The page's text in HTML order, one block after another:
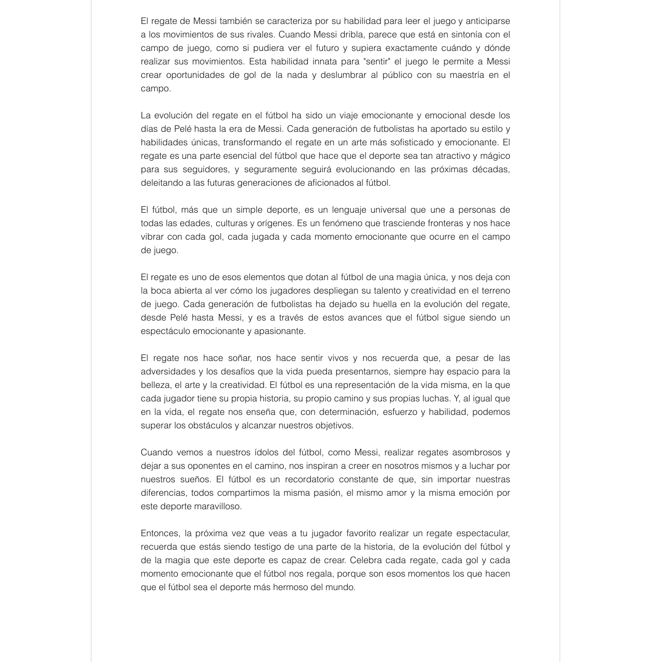
El regate de Messi también se caracteriza por su habilidad para leer el juego y anticiparse
a los movimientos de sus rivales. Cuando Messi dribla, parece que está en sintonía con el
campo de juego, como si pudiera ver el futuro y supiera exactamente cuándo y dónde
realizar sus movimientos. Esta habilidad innata para "sentir" el juego le permite a Messi
crear oportunidades de gol de la nada y deslumbrar al público con su maestría en el
campo.
La evolución del regate en el fútbol ha sido un viaje emocionante y emocional desde los
días de Pelé hasta la era de Messi. Cada generación de futbolistas ha aportado su estilo y
habilidades únicas, transformando el regate en un arte más sofisticado y emocionante. El
regate es una parte esencial del fútbol que hace que el deporte sea tan atractivo y mágico
para sus seguidores, y seguramente seguirá evolucionando en las próximas décadas,
deleitando a las futuras generaciones de aficionados al fútbol.
El fútbol, más que un simple deporte, es un lenguaje universal que une a personas de
todas las edades, culturas y orígenes. Es un fenómeno que trasciende fronteras y nos hace
vibrar con cada gol, cada jugada y cada momento emocionante que ocurre en el campo
de juego.
El regate es uno de esos elementos que dotan al fútbol de una magia única, y nos deja con
la boca abierta al ver cómo los jugadores despliegan su talento y creatividad en el terreno
de juego. Cada generación de futbolistas ha dejado su huella en la evolución del regate,
desde Pelé hasta Messi, y es a través de estos avances que el fútbol sigue siendo un
espectáculo emocionante y apasionante.
El regate nos hace soñar, nos hace sentir vivos y nos recuerda que, a pesar de las
adversidades y los desafíos que la vida pueda presentarnos, siempre hay espacio para la
belleza, el arte y la creatividad. El fútbol es una representación de la vida misma, en la que
cada jugador tiene su propia historia, su propio camino y sus propias luchas. Y, al igual que
en la vida, el regate nos enseña que, con determinación, esfuerzo y habilidad, podemos
superar los obstáculos y alcanzar nuestros objetivos.
Cuando vemos a nuestros ídolos del fútbol, como Messi, realizar regates asombrosos y
dejar a sus oponentes en el camino, nos inspiran a creer en nosotros mismos y a luchar por
nuestros sueños. El fútbol es un recordatorio constante de que, sin importar nuestras
diferencias, todos compartimos la misma pasión, el mismo amor y la misma emoción por
este deporte maravilloso.
Entonces, la próxima vez que veas a tu jugador favorito realizar un regate espectacular,
recuerda que estás siendo testigo de una parte de la historia, de la evolución del fútbol y
de la magia que este deporte es capaz de crear. Celebra cada regate, cada gol y cada
momento emocionante que el fútbol nos regala, porque son esos momentos los que hacen
que el fútbol sea el deporte más hermoso del mundo.